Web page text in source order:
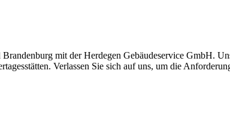
mit der Herdegen Gebäudeservice GmbH.
Verlassen Sie sich auf uns, um die